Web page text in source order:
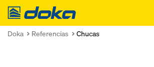
Doka
Doka Referencias Chucas